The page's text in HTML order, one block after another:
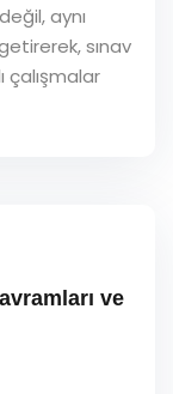
aynı
sınav
çalışmalar
ve